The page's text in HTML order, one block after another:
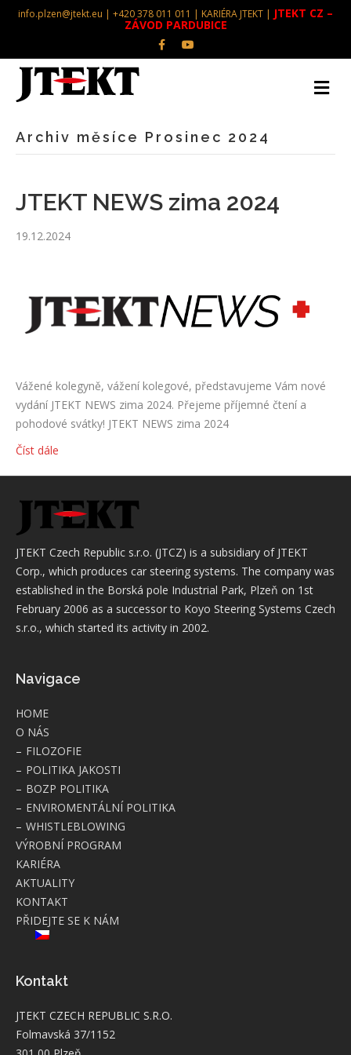
info.plzen@jtekt.eu | +420 378 011 011 | KARIÉRA JTEKT | JTEKT CZ –
ZÁVOD PARDUBICE
FacebookYoutube
Archiv měsíce Prosinec 2024
JTEKT NEWS zima 2024
19.12.2024
Vážené kolegyně, vážení kolegové, představujeme Vám nové
vydání JTEKT NEWS zima 2024. Přejeme příjemné čtení a
pohodové svátky! JTEKT NEWS zima 2024
Číst dále
JTEKT Czech Republic s.r.o. (JTCZ) is a subsidiary of JTEKT
Corp., which produces car steering systems. The company was
established in the Borská pole Industrial Park, Plzeň on 1st
February 2006 as a successor to Koyo Steering Systems Czech
s.r.o., which started its activity in 2002.
Navigace
HOME
O NÁS
FILOZOFIE
POLITIKA JAKOSTI
BOZP POLITIKA
ENVIROMENTÁLNÍ POLITIKA
WHISTLEBLOWING
VÝROBNÍ PROGRAM
KARIÉRA
AKTUALITY
KONTAKT
PŘIDEJTE SE K NÁM
Kontakt
JTEKT CZECH REPUBLIC S.R.O.
Folmavská 37/1152